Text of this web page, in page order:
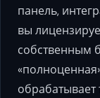
панель,
вы
собственным
обрабатывает